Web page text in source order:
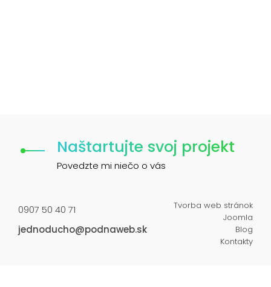
Naštartujte svoj projekt
Povedzte mi niečo o vás
0907 50 40 71
jednoducho@podnaweb.sk
Tvorba web stránok
Joomla
Blog
Kontakty